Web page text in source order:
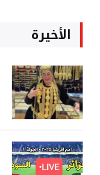
الأخيرة